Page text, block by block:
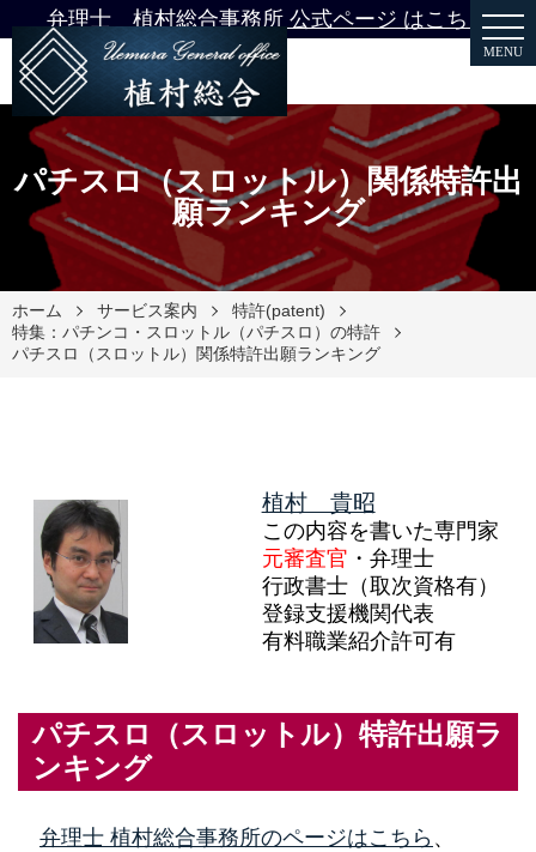
弁理士 植村総合事務所 公式ページ はこちら
MENU
パチスロ（スロットル）関係特許出
願ランキング
ホーム サービス案内
特許(patent)
特集：パチンコ・スロットル（パチスロ）の特許
パチスロ（スロットル）関係特許出願ランキング
植村 貴昭
この内容を書いた専門家
元審査官 ・弁理士
行政書士（取次資格有）
登録支援機関代表
有料職業紹介許可有
パチスロ（スロットル）特許出願ラ
ンキング
弁理士 植村総合事務所のページはこちら 、